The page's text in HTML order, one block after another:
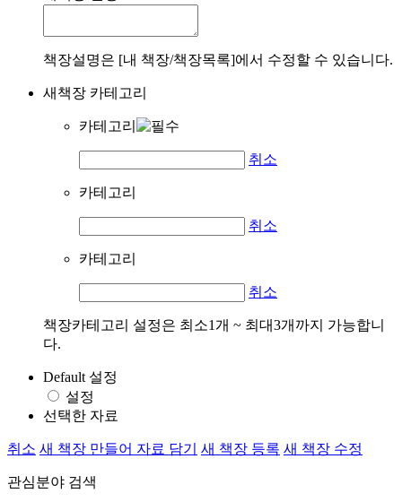
책장설명은 [내 책장/책장목록]에서 수정할 수 있습니다.
새책장 카테고리
카테고리
취소
카테고리
취소
카테고리
취소
책장카테고리 설정은 최소1개 ~ 최대3개까지 가능합니
다.
Default 설정
설정
선택한 자료
취소 새 책장 만들어 자료 담기 새 책장 등록 새 책장 수정
관심분야 검색